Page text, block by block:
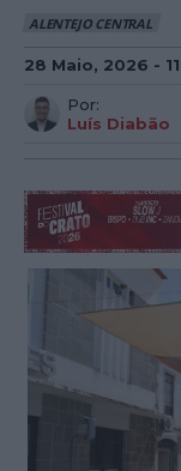
ALENTEJO CENTRAL
28 Maio, 2026 -
Por:
Luís Diabão